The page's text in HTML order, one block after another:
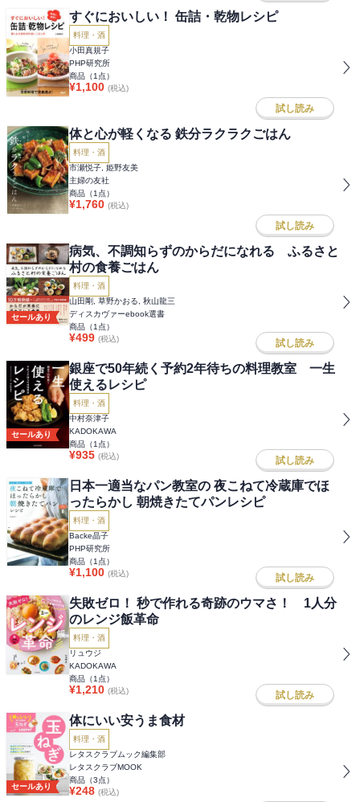
すぐにおいしい！ 缶詰・乾物レシピ
料理・酒
小田真規子
PHP研究所
商品（1 点）
¥1,100 (税込)
試し読み
体と心が軽くなる 鉄分ラクラクごはん
料理・酒
市瀬悦子, 姫野友美
主婦の友社
商品（1 点）
¥1,760 (税込)
試し読み
セールあり
病気、不調知らずのからだになれる ふるさと
村の食養ごはん
料理・酒
山田剛, 草野かおる, 秋山龍三
ディスカヴァーebook選書
商品（1 点）
¥499 (税込) 試し読み
セールあり
銀座で50年続く予約2年待ちの料理教室 一生
使えるレシピ
料理・酒
中村奈津子
KADOKAWA
商品（1 点）
¥935 (税込) 試し読み
日本一適当なパン教室の 夜こねて冷蔵庫でほ
ったらかし 朝焼きたてパンレシピ
料理・酒
Backe晶子
PHP研究所
商品（1 点）
¥1,100 (税込) 試し読み
失敗ゼロ！ 秒で作れる奇跡のウマさ！ 1人分
のレンジ飯革命
料理・酒
リュウジ
KADOKAWA
商品（1 点）
¥1,210 (税込) 試し読み
セールあり
体にいい安うま食材
料理・酒
レタスクラブムック編集部
レタスクラブMOOK
商品（3点）
¥248 (税込)